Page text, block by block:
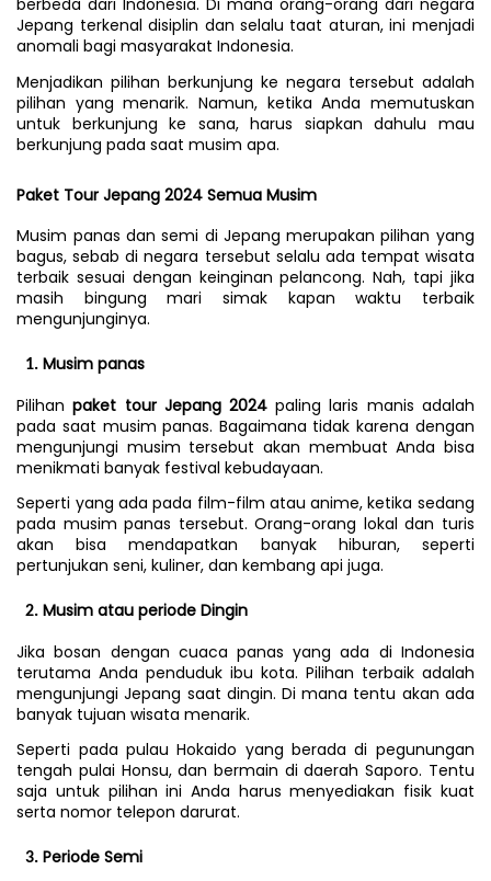
berbeda dari Indonesia. Di mana orang-orang dari negara
Jepang terkenal disiplin dan selalu taat aturan, ini menjadi
anomali bagi masyarakat Indonesia.
Menjadikan pilihan berkunjung ke negara tersebut adalah
pilihan yang menarik. Namun, ketika Anda memutuskan
untuk berkunjung ke sana, harus siapkan dahulu mau
berkunjung pada saat musim apa.
Paket Tour Jepang 2024 Semua Musim
Musim panas dan semi di Jepang merupakan pilihan yang
bagus, sebab di negara tersebut selalu ada tempat wisata
terbaik sesuai dengan keinginan pelancong. Nah, tapi jika
masih bingung mari simak kapan waktu terbaik
mengunjunginya.
Musim panas
Pilihan paket tour Jepang 2024 paling laris manis adalah
pada saat musim panas. Bagaimana tidak karena dengan
mengunjungi musim tersebut akan membuat Anda bisa
menikmati banyak festival kebudayaan.
Seperti yang ada pada film-film atau anime, ketika sedang
pada musim panas tersebut. Orang-orang lokal dan turis
akan bisa mendapatkan banyak hiburan, seperti
pertunjukan seni, kuliner, dan kembang api juga.
Musim atau periode Dingin
Jika bosan dengan cuaca panas yang ada di Indonesia
terutama Anda penduduk ibu kota. Pilihan terbaik adalah
mengunjungi Jepang saat dingin. Di mana tentu akan ada
banyak tujuan wisata menarik.
Seperti pada pulau Hokaido yang berada di pegunungan
tengah pulai Honsu, dan bermain di daerah Saporo. Tentu
saja untuk pilihan ini Anda harus menyediakan fisik kuat
serta nomor telepon darurat.
Periode Semi